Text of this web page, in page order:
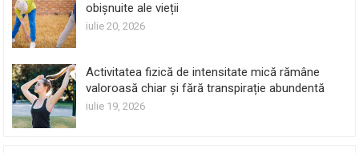
obișnuite ale vieții
iulie 20, 2026
Activitatea fizică de intensitate mică rămâne
valoroasă chiar și fără transpirație abundentă
iulie 19, 2026